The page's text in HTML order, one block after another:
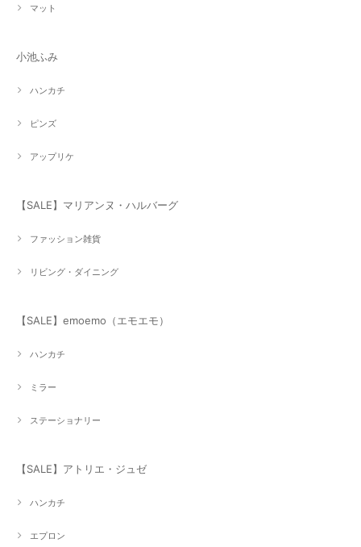
マット
小池ふみ
ハンカチ
ピンズ
アップリケ
【SALE】マリアンヌ・ハルバーグ
ファッション雑貨
リビング・ダイニング
【SALE】emoemo（エモエモ）
ハンカチ
ミラー
ステーショナリー
【SALE】アトリエ・ジュゼ
ハンカチ
エプロン